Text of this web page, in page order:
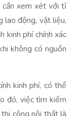
cần xem xét với tỉ
lao động, vật liệu,
kinh phí chính xác
không có nguồn
kinh phí, có thể
đó, việc tìm kiếm